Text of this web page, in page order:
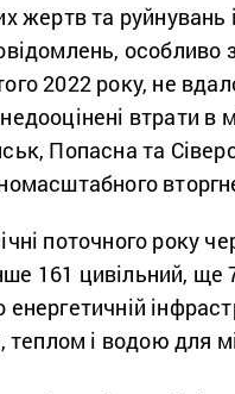
жертв та
2022 року, не
втрати в
Попасна та
поточного року
161 цивільний, ще
теплом і водою для